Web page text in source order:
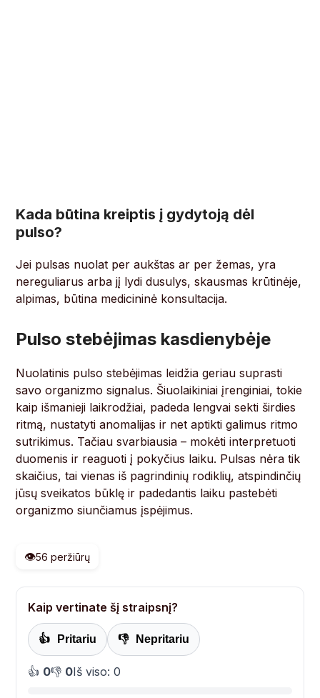
Kada būtina kreiptis į gydytoją dėl
pulso?
Jei pulsas nuolat per aukštas ar per žemas, yra
nereguliarus arba jį lydi dusulys, skausmas krūtinėje,
alpimas, būtina medicininė konsultacija.
Pulso stebėjimas kasdienybėje
Nuolatinis pulso stebėjimas leidžia geriau suprasti
savo organizmo signalus. Šiuolaikiniai įrenginiai, tokie
kaip išmanieji laikrodžiai, padeda lengvai sekti širdies
ritmą, nustatyti anomalijas ir net aptikti galimus ritmo
sutrikimus. Tačiau svarbiausia – mokėti interpretuoti
duomenis ir reaguoti į pokyčius laiku. Pulsas nėra tik
skaičius, tai vienas iš pagrindinių rodiklių, atspindinčių
jūsų sveikatos būklę ir padedantis laiku pastebėti
organizmo siunčiamus įspėjimus.
👁️56 peržiūrų
Kaip vertinate šį straipsnį?
👍 Pritariu 👎 Nepritariu
👍 0👎 0Iš viso: 0